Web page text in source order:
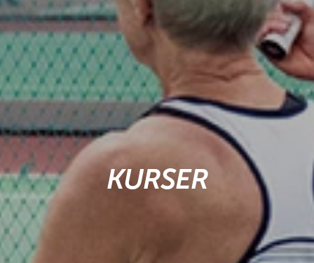
KURSER